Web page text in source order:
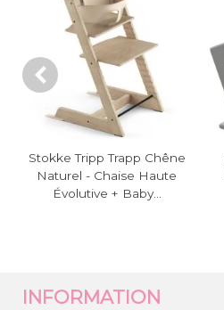
Stokke Tripp Trapp Chêne
Naturel - Chaise Haute
Évolutive + Baby...
INFORMATION